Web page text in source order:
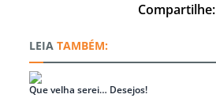
Compartilhe:
TAMBÉM:
Que velha serei… Desejos!